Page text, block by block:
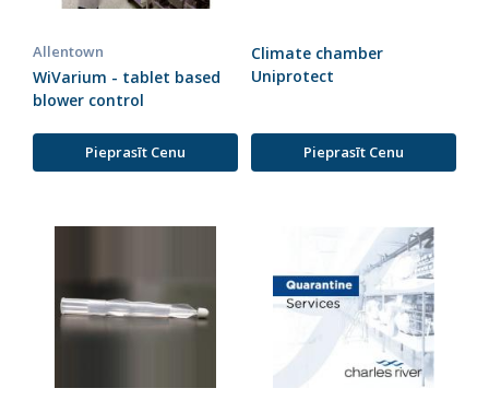
Allentown
WiVarium - tablet based
blower control
Pieprasīt Cenu
Climate chamber
Uniprotect
Pieprasīt Cenu